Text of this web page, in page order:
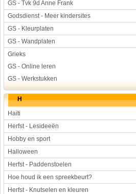
GS - Tvk 9d Anne Frank
Godsdienst - Meer kindersites
GS - Kleurplaten
GS - Wandplaten
Grieks
GS - Online leren
GS - Werkstukken
H
Haïti
Herfst - Lesideeën
Hobby en sport
Halloween
Herfst - Paddenstoelen
Hoe houd ik een spreekbeurt?
Herfst - Knutselen en kleuren